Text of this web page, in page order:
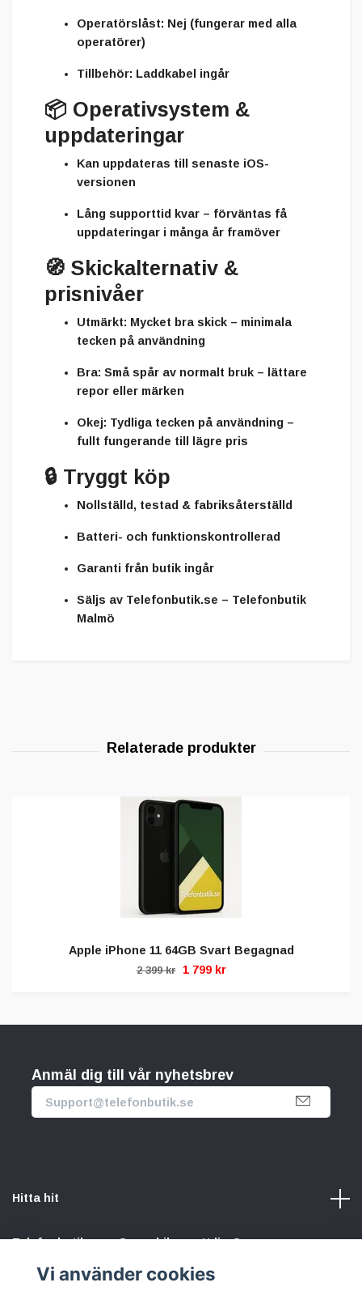
Operatörslåst: Nej (fungerar med alla
operatörer)
Tillbehör: Laddkabel ingår
📦 Operativsystem &
uppdateringar
Kan uppdateras till senaste iOS-
versionen
Lång supporttid kvar – förväntas få
uppdateringar i många år framöver
🧭 Skickalternativ &
prisnivåer
Utmärkt: Mycket bra skick – minimala
tecken på användning
Bra: Små spår av normalt bruk – lättare
repor eller märken
Okej: Tydliga tecken på användning –
fullt fungerande till lägre pris
🔒 Tryggt köp
Nollställd, testad & fabriksåterställd
Batteri- och funktionskontrollerad
Garanti från butik ingår
Säljs av Telefonbutik.se – Telefonbutik
Malmö
Apple iPhone 11 64GB Svart Begagnad
2 399 kr 1 799 kr
Anmäl dig till vår nyhetsbrev
Hitta hit
Telefonbutik.se – Ge mobilen nytt liv. Spara pengar.
Vi använder cookies